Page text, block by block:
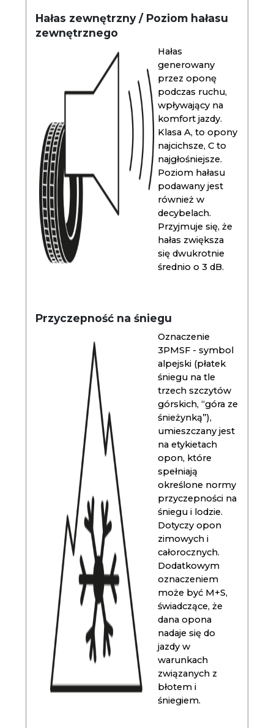
Hałas zewnętrzny / Poziom hałasu
zewnętrznego
Hałas
generowany
przez oponę
podczas ruchu,
wpływający na
komfort jazdy.
Klasa A, to opony
najcichsze, C to
najgłośniejsze.
Poziom hałasu
podawany jest
również w
decybelach.
Przyjmuje się, że
hałas zwiększa
się dwukrotnie
średnio o 3 dB.
Przyczepność na śniegu
Oznaczenie
3PMSF - symbol
alpejski (płatek
śniegu na tle
trzech szczytów
górskich, “góra ze
śnieżynką”),
umieszczany jest
na etykietach
opon, które
spełniają
określone normy
przyczepności na
śniegu i lodzie.
Dotyczy opon
zimowych i
całorocznych.
Dodatkowym
oznaczeniem
może być M+S,
świadczące, że
dana opona
nadaje się do
jazdy w
warunkach
związanych z
błotem i
śniegiem.